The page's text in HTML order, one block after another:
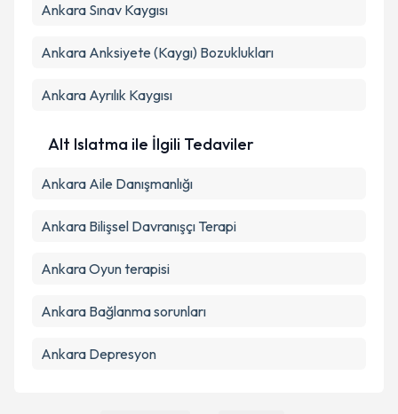
Ankara Sınav Kaygısı
Ankara Anksiyete (Kaygı) Bozuklukları
Ankara Ayrılık Kaygısı
Alt Islatma ile İlgili Tedaviler
Ankara Aile Danışmanlığı
Ankara Bilişsel Davranışçı Terapi
Ankara Oyun terapisi
Ankara Bağlanma sorunları
Ankara Depresyon